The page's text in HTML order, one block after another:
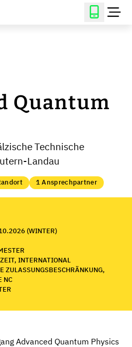
Quantum
Technische
Landau
1 Ansprechpartner
(WINTER)
INTERNATIONAL
ZULASSUNGSBESCHRÄNKUNG,
NC
Advanced Quantum Physics